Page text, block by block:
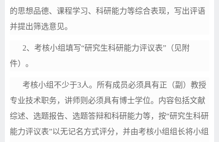
的思想品德、课程学习、科研能力等综合表现，写出评语
并提出筛选意见。
2、考核小组填写“研究生科研能力评议表”（见 附
件）。
考核小组不少于3人。所有成员必须具有正（副）教授
专业技术职务，讲师则必须具有博士学位。内容包括文献
综述、选题报告、选题答辩和科研能力等，按“研究生科研
能力评议表”以无记名方式评分，并由考核小组组长将小组